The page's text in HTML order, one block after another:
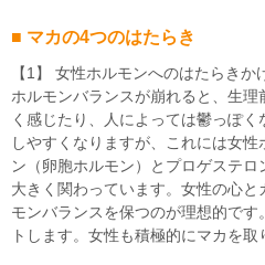
■ マカの4つのはたらき
【1】 女性ホルモンへのはたらきか
ホルモンバランスが崩れると、生
く感じたり、人によっては鬱っぽ
しやすくなりますが、これには女
ン（卵胞ホルモン）とプロゲステ
大きく関わっています。女性の心
モンバランスを保つのが理想的で
トします。女性も積極的にマカを取